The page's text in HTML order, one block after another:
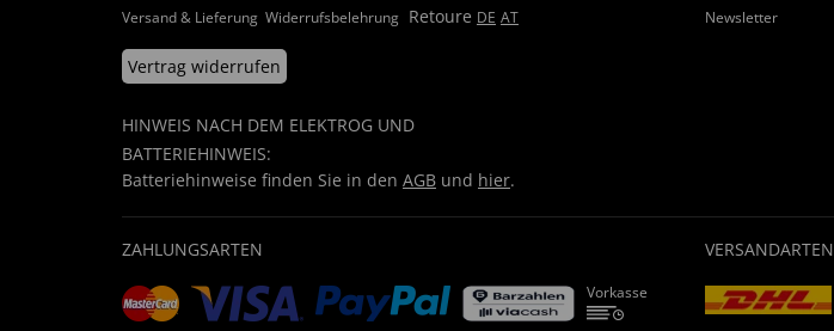
Versand & Lieferung Widerrufsbelehrung Retoure DE AT
Vertrag widerrufen
HINWEIS NACH DEM ELEKTROG UND
BATTERIEHINWEIS:
Batteriehinweise finden Sie in den AGB und hier.
Newsletter
ZAHLUNGSARTEN
Vorkasse
VERSANDARTEN